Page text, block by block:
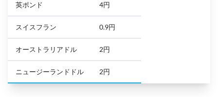
英ポンド 4円
スイスフラン 0.9円
オーストラリアドル 2円
ニュージーランドドル 2円